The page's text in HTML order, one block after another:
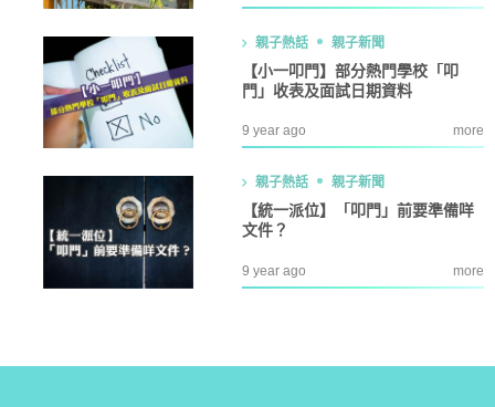
親子熱話 親子新聞
【小一叩門】部分熱門學校「叩
門」收表及面試日期資料
9 year ago more
親子熱話 親子新聞
【統一派位】「叩門」前要準備咩
文件？
9 year ago more